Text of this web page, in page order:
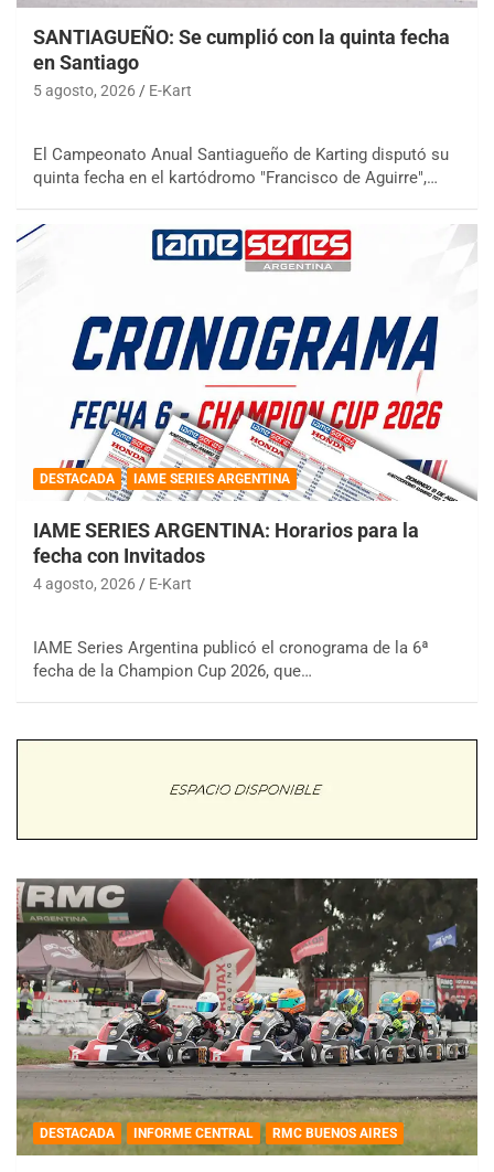
SANTIAGUEÑO: Se cumplió con la quinta fecha
en Santiago
5 agosto, 2026 E-Kart
El Campeonato Anual Santiagueño de Karting disputó su
quinta fecha en el kartódromo "Francisco de Aguirre",…
DESTACADA IAME SERIES ARGENTINA
IAME SERIES ARGENTINA: Horarios para la
fecha con Invitados
4 agosto, 2026 E-Kart
IAME Series Argentina publicó el cronograma de la 6ª
fecha de la Champion Cup 2026, que…
DESTACADA INFORME CENTRAL RMC BUENOS AIRES